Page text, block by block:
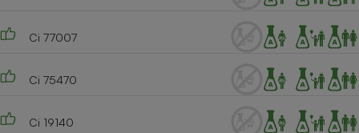
Ci 77007
Ci 75470
Ci 19140